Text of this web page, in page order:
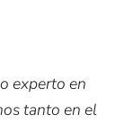
experto en
tanto en el